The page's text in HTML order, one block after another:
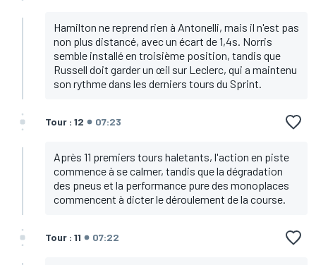
Hamilton ne reprend rien à Antonelli, mais il n'est pas
non plus distancé, avec un écart de 1,4s. Norris
semble installé en troisième position, tandis que
Russell doit garder un œil sur Leclerc, qui a maintenu
son rythme dans les derniers tours du Sprint.
Tour : 12 07:23
Après 11 premiers tours haletants, l'action en piste
commence à se calmer, tandis que la dégradation
des pneus et la performance pure des monoplaces
commencent à dicter le déroulement de la course.
Tour : 11 07:22